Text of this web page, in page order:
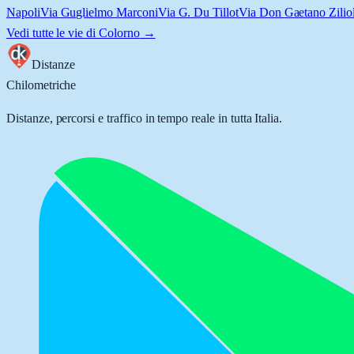
NapoliVia Guglielmo MarconiVia G. Du TillotVia Don Gaetano
Vedi tutte le vie di Colorno→
Distanze
Chilometriche
Distanze, percorsi e traffico in tempo reale in tutta Italia.